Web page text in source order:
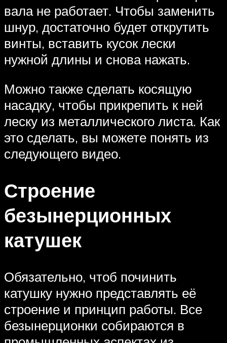
вала не работает. Чтобы заменить
шнур, достаточно будет открутить
винты, вставить кусок лески
нужной длины и снова нажать.
Можно также сделать косящую
насадку, чтобы прикрепить к ней
леску из металлического листа. Как
это сделать, вы можете понять из
следующего видео.
Строение
безынерционных
катушек
Обязательно, чтоб починить
катушку нужно представлять её
строение и принцип работы. Все
безынерционки собираются в